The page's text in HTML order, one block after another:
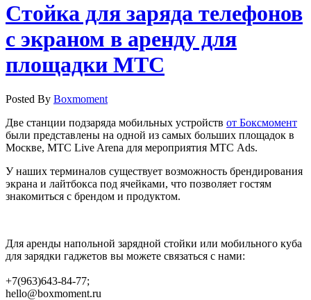
Стойка для заряда телефонов
с экраном в аренду для
площадки МТС
Posted By Boxmoment
Две станции подзаряда мобильных устройств от Боксмомент
были представлены на одной из самых больших площадок в
Москве, МТС Live Arena для мероприятия МТС Ads.
У наших терминалов существует возможность брендирования
экрана и лайтбокса под ячейками, что позволяет гостям
знакомиться с брендом и продуктом.
Для аренды напольной зарядной стойки или мобильного куба
для зарядки гаджетов вы можете связаться с нами:
+7(963)643-84-77;
hello@boxmoment.ru